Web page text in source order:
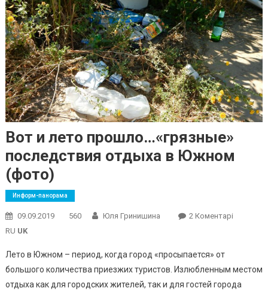
Вот и лето прошло…«грязные»
последствия отдыха в Южном
(фото)
Информ-панорама
09.09.2019 560 Юля Гринишина 2 КоментаріДо
RU UK
Лето в Южном – период, когда город «просыпается» от
большого количества приезжих туристов. Излюбленным местом
отдыха как для городских жителей, так и для гостей города